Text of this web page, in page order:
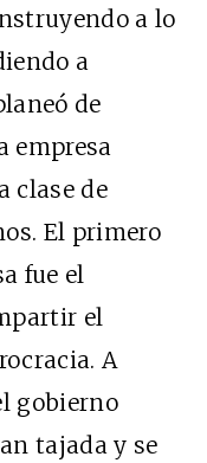
a lo
a
de
empresa
clase de
El primero
fue el
el
A
gobierno
tajada y se